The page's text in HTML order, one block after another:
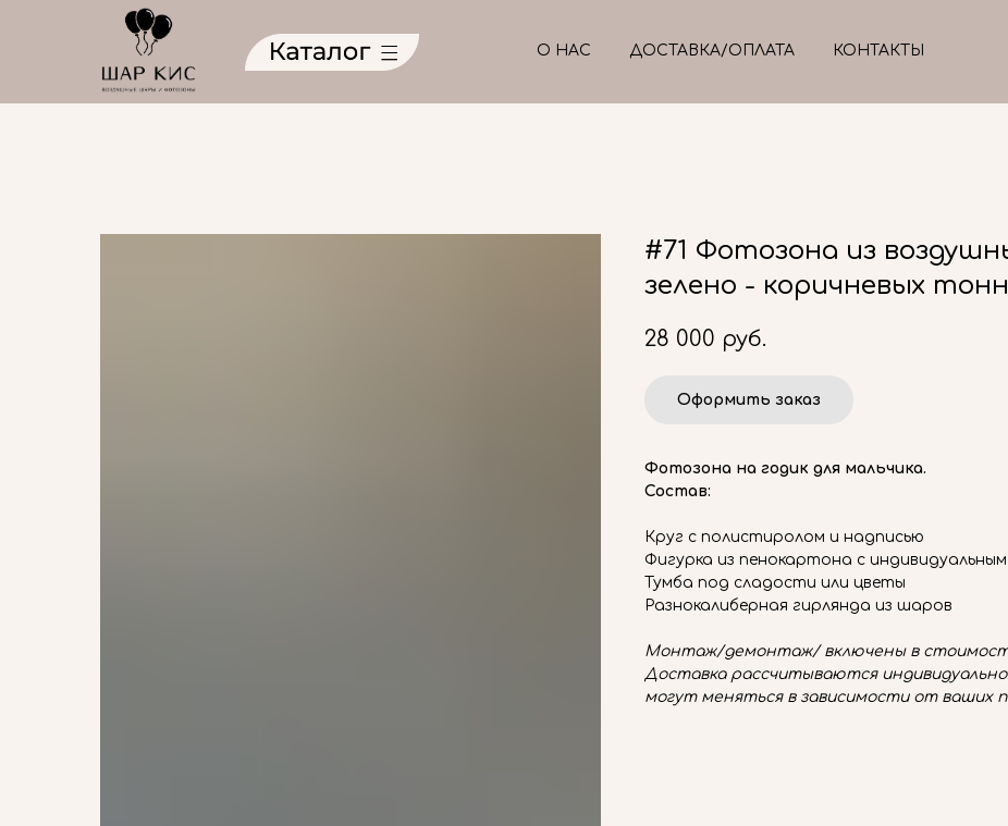
О НАС ДОСТАВКА/ОПЛАТА КОНТАКТЫ
#71 Фотозона из
зелено - коричневых
28 000 руб.
Оформить заказ
Фотозона на годик для мальчика.
Состав:
Круг с полистиролом и надписью
Фигурка из пенокартона с
Тумба под сладости или цветы
Разнокалиберная гирлянда из шаров
Монтаж/демонтаж/ включены в
Доставка рассчитываются
могут меняться в зависимости от ваших